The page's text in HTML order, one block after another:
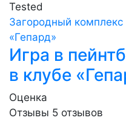
Tested
Загородный комплекс
«Гепард»
Игра в
в клубе
Оценка
Отзывы 5 отзывов